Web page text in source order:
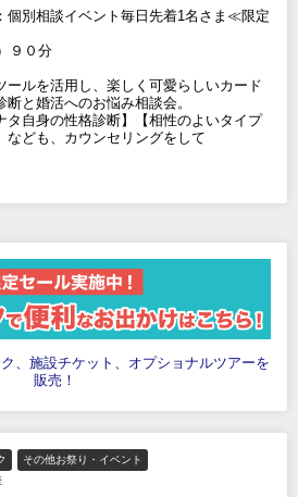
個別相談イベント毎日先着1名さま≪限定
９０分
ールを活用し、楽しく可愛らしいカード
と婚活へのお悩み相談会。
タ自身の性格診断】【相性のよいタイプ
なども、カウンセリングをして
、施設チケット、オプショナルツアーを
販売！
その他お祭り・イベント